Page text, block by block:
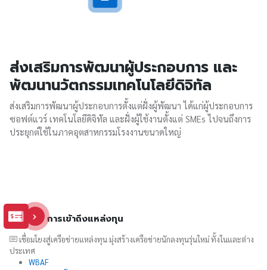
ส่งเสริมการพัฒนาผู้ประกอบการ และ
พัฒนานวัตกรรมเทคโนโลยีดิจิทัล
ส่งเสริมการพัฒนาผู้ประกอบการตั้งแต่ฝั่งผู้พัฒนา ได้แก่ผู้ประกอบการ
ซอฟต์แวร์ เทคโนโลยีดิจิทัล และฝั่งผู้ใช้งานตั้งแต่ SMEs ไปจนถึงการ
ประยุกต์ใช้ในภาคอุตสาหกรรมโรงงานขนาดใหญ่
การเข้าถึงแหล่งทุน
เชื่อมโยงสู่เครือข่ายแหล่งทุน มุ่งสร้างเครือข่ายนักลงทุนรุ่นใหม่ ทั้งในและต่าง
ประเทศ
WBAF